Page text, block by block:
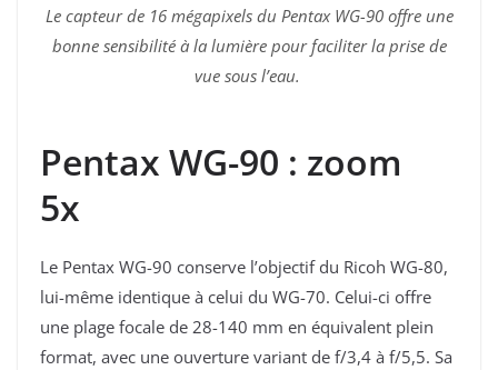
Le capteur de 16 mégapixels du Pentax WG-90 offre une
bonne sensibilité à la lumière pour faciliter la prise de
vue sous l’eau.
Pentax WG-90 : zoom
5x
Le Pentax WG-90 conserve l’objectif du Ricoh WG-80,
lui-même identique à celui du WG-70. Celui-ci offre
une plage focale de 28-140 mm en équivalent plein
format, avec une ouverture variant de f/3,4 à f/5,5. Sa